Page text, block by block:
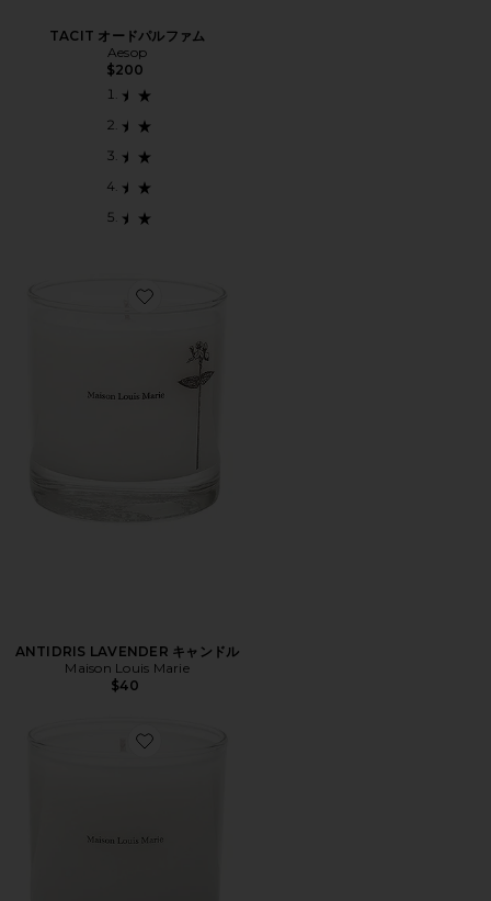
TACIT オードパルファム
Aesop
$200
Favorite ANTIDRIS LAVENDER キャンドル
ANTIDRIS LAVENDER キャンドル
Maison Louis Marie
$40
Favorite NO.12 BOUSVAL キャンドル